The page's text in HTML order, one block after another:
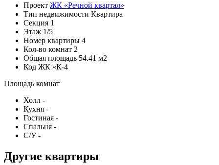
Проект ЖК «Речной квартал»
Тип недвижимости Квартира
Секция 1
Этаж 1/5
Номер квартиры 4
Кол-во комнат 2
Общая площадь 54.41 м2
Код ЖК «К-4
Площадь комнат
Холл -
Кухня -
Гостиная -
Спальня -
С/У -
Другие квартиры